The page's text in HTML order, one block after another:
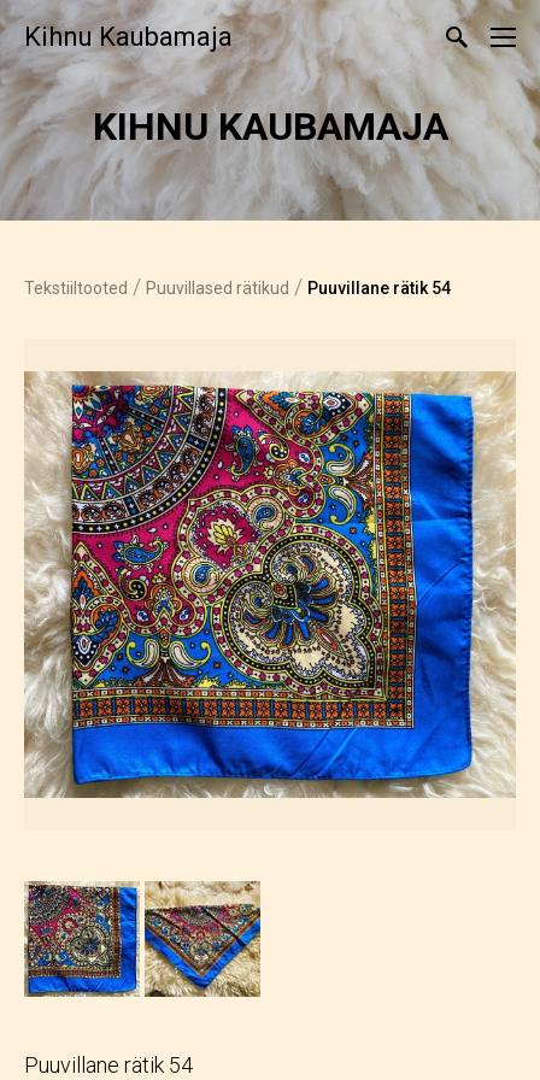
Kihnu Kaubamaja
KIHNU KAUBAMAJA
Tekstiiltooted / Puuvillased rätikud / Puuvillane rätik 54
Puuvillane rätik 54